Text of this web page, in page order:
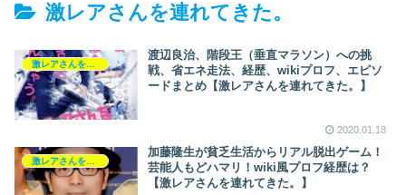
激レアさんを連れてきた。
渡辺良治、階段王（垂直マラソン）への挑
戦、省エネ走法、経歴、wikiプロフ、エピソ
ードまとめ【激レアさんを連れてきた。】
2020.01.18
加藤隆生が貧乏生活からリアル脱出ゲーム！
芸能人もどハマリ！wiki風プロフ経歴は？
【激レアさんを連れてきた。】